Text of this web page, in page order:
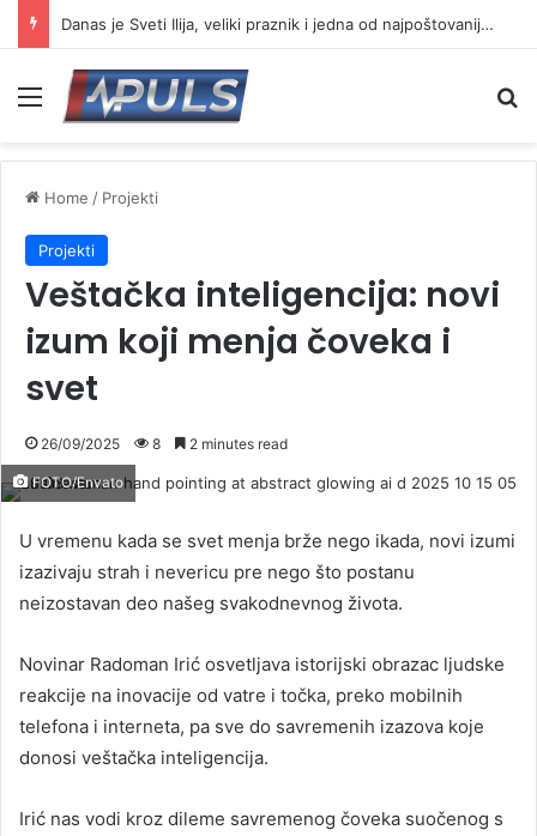
Danas je Sveti Ilija, veliki praznik i jedna od najpoštovanijih slava
Menu
Home / Projekti
Projekti
Veštačka inteligencija: novi
izum koji menja čoveka i
svet
26/09/2025 8 2 minutes read
FOTO/Envato
U vremenu kada se svet menja brže nego ikada, novi izumi
izazivaju strah i nevericu pre nego što postanu
neizostavan deo našeg svakodnevnog života.
Novinar Radoman Irić osvetljava istorijski obrazac ljudske
reakcije na inovacije od vatre i točka, preko mobilnih
telefona i interneta, pa sve do savremenih izazova koje
donosi veštačka inteligencija.
Irić nas vodi kroz dileme savremenog čoveka suočenog s